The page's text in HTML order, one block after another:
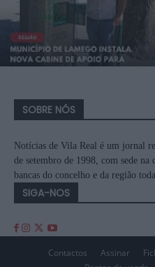
SOBRE NÓS
Notícias de Vila Real é um jornal
de setembro de 1998, com sede
bancas do concelho e da região
SIGA-NOS
Contactos Assinar